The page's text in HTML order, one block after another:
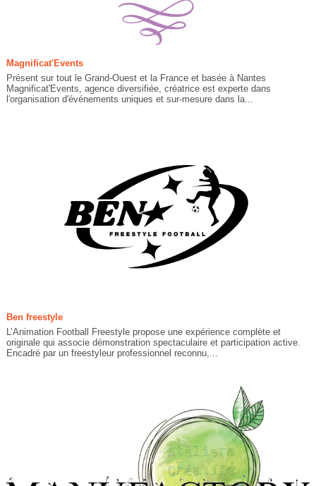
Magnificat'Events
Présent sur tout le Grand-Ouest et la France et basée à Nantes
Magnificat'Events, agence diversifiée, créatrice est experte dans
l'organisation d'événements uniques et sur-mesure dans la...
Ben freestyle
L’Animation Football Freestyle propose une expérience complète et
originale qui associe démonstration spectaculaire et participation active.
Encadré par un freestyleur professionnel reconnu,...